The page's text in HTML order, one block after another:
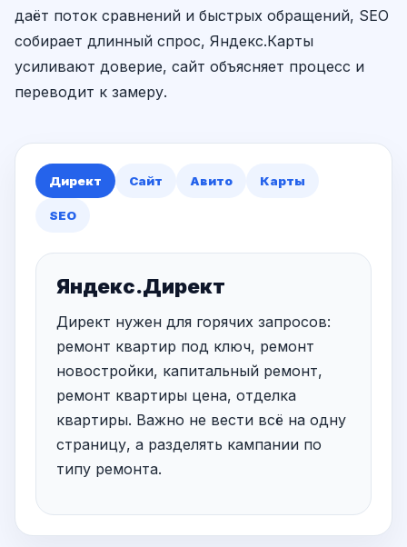
даёт поток сравнений и быстрых обращений, SEO
собирает длинный спрос, Яндекс.Карты
усиливают доверие, сайт объясняет процесс и
переводит к замеру.
Директ Сайт Авито Карты
SEO
Яндекс.Директ
Директ нужен для горячих запросов:
ремонт квартир под ключ, ремонт
новостройки, капитальный ремонт,
ремонт квартиры цена, отделка
квартиры. Важно не вести всё на одну
страницу, а разделять кампании по
типу ремонта.